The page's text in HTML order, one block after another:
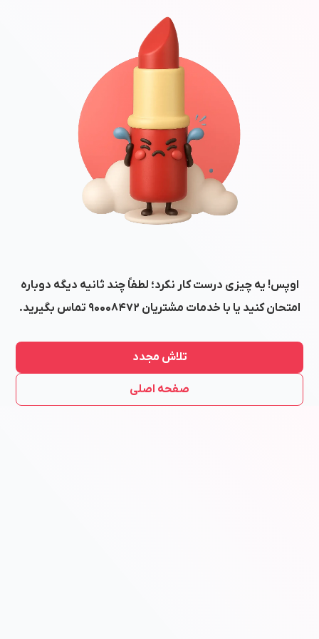
اوپس! یه چیزی درست کار نکرد؛ لطفاً چند ثانیه دیگه دوباره
امتحان کنید یا با خدمات مشتریان ۹۰۰۰۸۴۷۲ تماس بگیرید.
تلاش مجدد
صفحه اصلی